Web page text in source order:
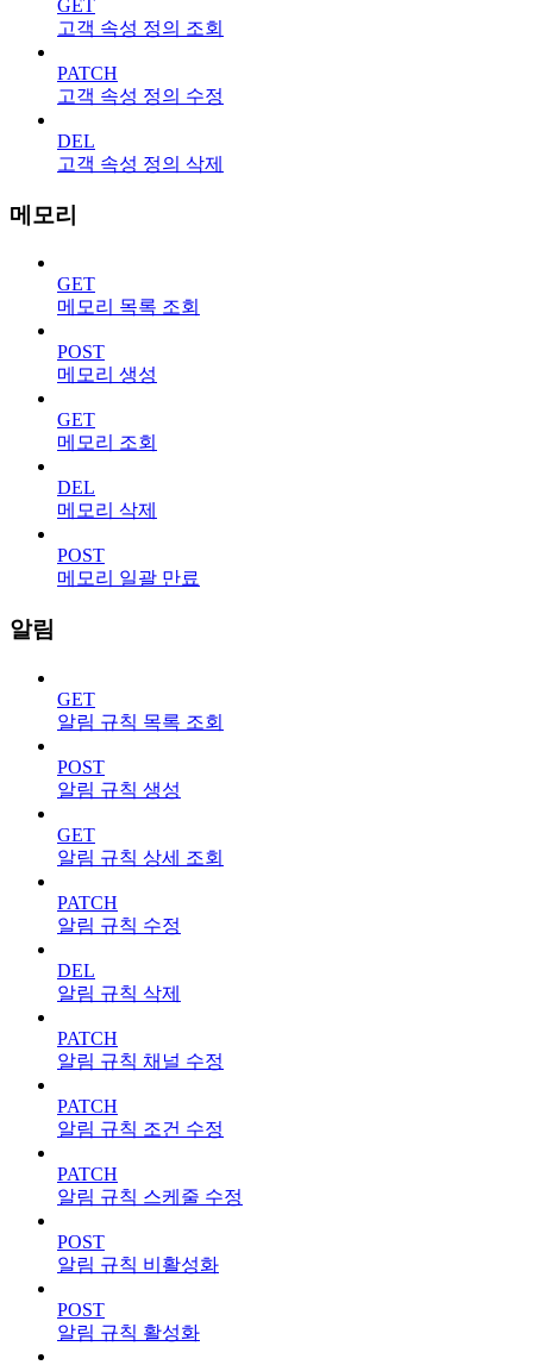
GET
고객 속성 정의 조회
PATCH
고객 속성 정의 수정
DEL
고객 속성 정의 삭제
메모리
GET
메모리 목록 조회
POST
메모리 생성
GET
메모리 조회
DEL
메모리 삭제
POST
메모리 일괄 만료
알림
GET
알림 규칙 목록 조회
POST
알림 규칙 생성
GET
알림 규칙 상세 조회
PATCH
알림 규칙 수정
DEL
알림 규칙 삭제
PATCH
알림 규칙 채널 수정
PATCH
알림 규칙 조건 수정
PATCH
알림 규칙 스케줄 수정
POST
알림 규칙 비활성화
POST
알림 규칙 활성화